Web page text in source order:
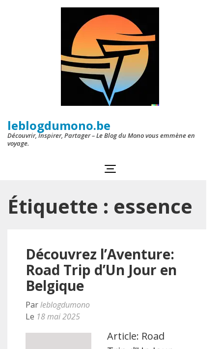
leblogdumono.be
Découvrir, Inspirer, Partager – Le Blog du Mono vous emmène en
voyage.
Étiquette : essence
Découvrez l’Aventure:
Road Trip d’Un Jour en
Belgique
Parleblogdumono
Le 18 mai 2025
Article: Road